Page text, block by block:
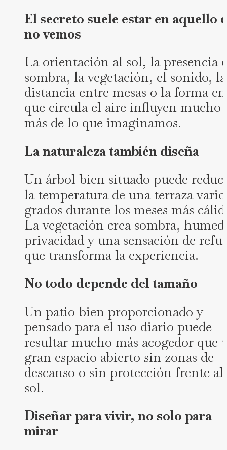
El secreto suele estar en aquello
no vemos
La orientación al sol, la presencia
sombra, la vegetación, el sonido, la
distancia entre mesas o la forma en
que circula el aire influyen mucho
más de lo que imaginamos.
La naturaleza también diseña
Un árbol bien situado puede
la temperatura de una terraza
grados durante los meses más
La vegetación crea sombra,
privacidad y una sensación de
que transforma la experiencia.
No todo depende del tamaño
Un patio bien proporcionado y
pensado para el uso diario puede
resultar mucho más acogedor que
gran espacio abierto sin zonas de
descanso o sin protección frente al
sol.
Diseñar para vivir, no solo para
mirar